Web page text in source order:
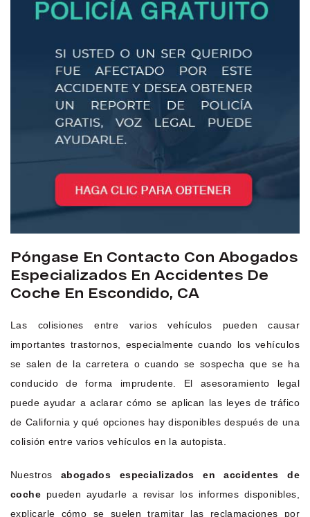
Póngase En Contacto Con Abogados
Especializados En Accidentes De
Coche En Escondido, CA
Las colisiones entre varios vehículos pueden causar
importantes trastornos, especialmente cuando los vehículos
se salen de la carretera o cuando se sospecha que se ha
conducido de forma imprudente. El asesoramiento legal
puede ayudar a aclarar cómo se aplican las leyes de tráfico
de California y qué opciones hay disponibles después de una
colisión entre varios vehículos en la autopista.
Nuestros abogados especializados en accidentes de
coche pueden ayudarle a revisar los informes disponibles,
explicarle cómo se suelen tramitar las reclamaciones por